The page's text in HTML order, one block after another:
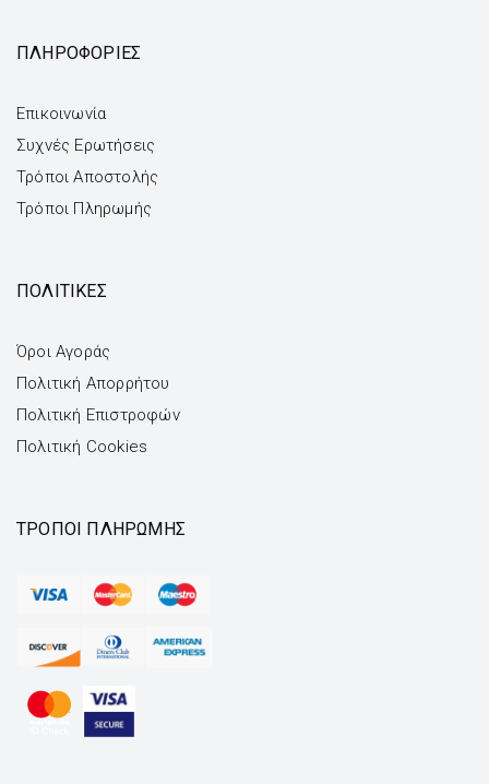
ΠΛΗΡΟΦΟΡΙΕΣ
Επικοινωνία
Συχνές Ερωτήσεις
Τρόποι Αποστολής
Τρόποι Πληρωμής
ΠΟΛΙΤΙΚΕΣ
Όροι Αγοράς
Πολιτική Απορρήτου
Πολιτική Επιστροφών
Πολιτική Cookies
ΤΡΌΠΟΙ ΠΛΗΡΩΜΉΣ